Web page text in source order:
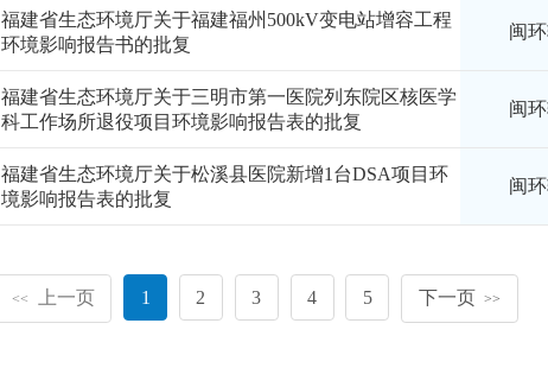
福建省生态环境厅关于福建福州500kV变电站增容工程
环境影响报告书的批复
闽
福建省生态环境厅关于三明市第一医院列东院区核医学
科工作场所退役项目环境影响报告表的批复
闽
福建省生态环境厅关于松溪县医院新增1台DSA项目环
境影响报告表的批复
闽
<< 上一页 1 2 3 4 5 下一页 >>